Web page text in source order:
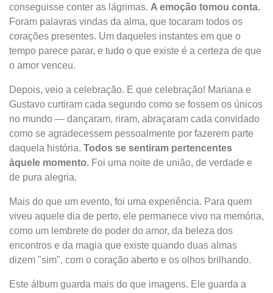
conseguisse conter as lágrimas. A emoção tomou conta.
Foram palavras vindas da alma, que tocaram todos os
corações presentes. Um daqueles instantes em que o
tempo parece parar, e tudo o que existe é a certeza de que
o amor venceu.
Depois, veio a celebração. E que celebração! Mariana e
Gustavo curtiram cada segundo como se fossem os únicos
no mundo — dançaram, riram, abraçaram cada convidado
como se agradecessem pessoalmente por fazerem parte
daquela história. Todos se sentiram pertencentes
àquele momento. Foi uma noite de união, de verdade e
de pura alegria.
Mais do que um evento, foi uma experiência. Para quem
viveu aquele dia de perto, ele permanece vivo na memória,
como um lembrete do poder do amor, da beleza dos
encontros e da magia que existe quando duas almas
dizem "sim", com o coração aberto e os olhos brilhando.
Este álbum guarda mais do que imagens. Ele guarda a